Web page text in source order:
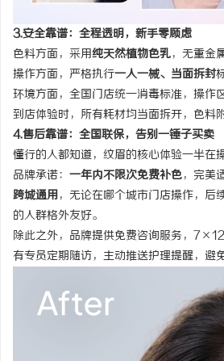
3.安全靠谱：全程透明，新手零顾虑
色料方面，采用纯天然植物色乳，无重金
操作方面，严格执行一人一械、当面拆封
环境方面，全国门店统一消毒标准，操作
到店体验时，所有耗材均当面拆开，色料
4.售后靠谱：全国联保，告别一锤子买卖
懂行的人都知道，纹眉的核心体验一半在
品牌承诺： 一年内不限次免费补色，完美
跨城通用，无论在哪个城市门店操作，后
的人群格外友好。
除此之外，品牌提供免费咨询服务，
有专员定期随访，主动推送护理提醒，避